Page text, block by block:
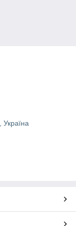
Україна